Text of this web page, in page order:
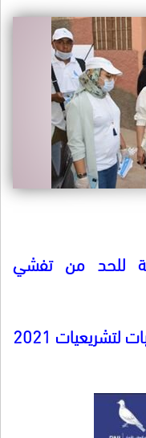
للحد من تفشي
محمد هوار يواصل حملته الانتخابات لتشريعيات 2021